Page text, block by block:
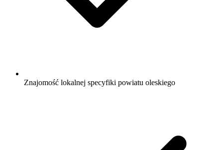
Znajomość lokalnej specyfiki powiatu oleskiego